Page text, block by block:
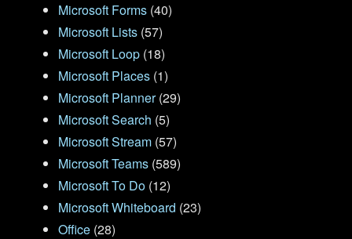
Microsoft Forms (40)
Microsoft Lists (57)
Microsoft Loop (18)
Microsoft Places (1)
Microsoft Planner(29)
Microsoft Search (5)
Microsoft Stream (57)
Microsoft Teams (589)
Microsoft To Do (12)
Microsoft Whiteboard (23)
Office (28)